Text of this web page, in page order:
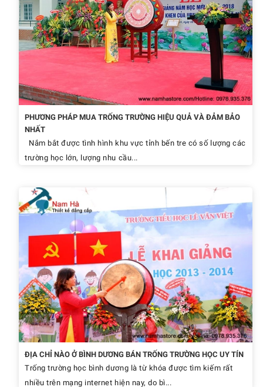
PHƯƠNG PHÁP MUA TRỐNG TRƯỜNG HIỆU QUẢ VÀ ĐẢM BẢO
NHẤT
Nắm bắt được tình hình khu vực tỉnh bến tre có số lượng các
trường học lớn, lượng nhu cầu...
ĐỊA CHỈ NÀO Ở BÌNH DƯƠNG BÁN TRỐNG TRƯỜNG HỌC UY TÍN
Trống trường học bình dương là từ khóa được tìm kiếm rất
nhiều trên mạng internet hiện nay, do bì...